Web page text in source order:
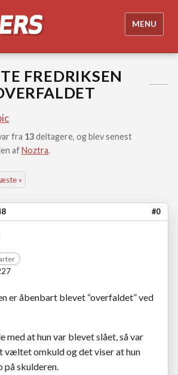
MENU
FREDRIKSEN
fra 13deltagere, og blev senest
afNoztra.
»
#0
er åbenbart blevet “overfaldet” ved
med at hun var blevet slået, så var
væltet omkuld og det viser at hun
skulderen.